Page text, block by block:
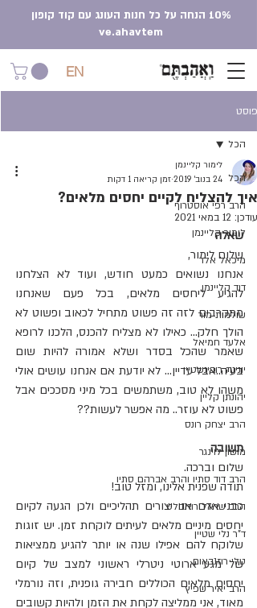
10% הנחה על כל חנות העונג עם קוד קופון
ve.ahavtem
EN
פוסט
הכל
הרב רפי אוסטרוף
לימור קליינמן
מיכאל אלר
דוד קליינמן
שולמית מור
אלעד חמיאל
יונינה רובינשטיין
יהונתן קליין
הרב יצחק רונס
מושון לוינגר
הרב דוד סתיו והרב אברהם סתיו
הרב שראל רוזנבלט
ד"ר נלי שטיין
טלי רוזנבאום
הרב יאיר שפיץ
הכל
איך להצליח לקיים יחסים מלאים?
לימור קליינמן
24 בנוב׳ 2019
זמן קריאה 1 דקות
עודכן: 12 במאי 2021
שאלה
שלום לימור,
פשוט לא עוזר.. מה אפשר לעשות??
תשובה
שלום וברכה.
תודה שפנית אלינו, ומזל טוב!